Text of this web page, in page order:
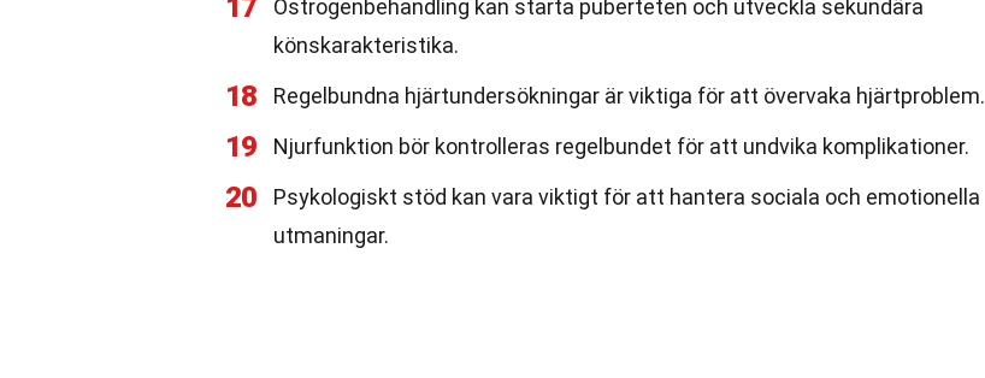
17
Östrogenbehandling kan starta puberteten och utveckla sekundära
könskarakteristika.
18 Regelbundna hjärtundersökningar är viktiga för att övervaka hjärtproblem.
19 Njurfunktion bör kontrolleras regelbundet för att undvika komplikationer.
20
Psykologiskt stöd kan vara viktigt för att hantera sociala och emotionella
utmaningar.